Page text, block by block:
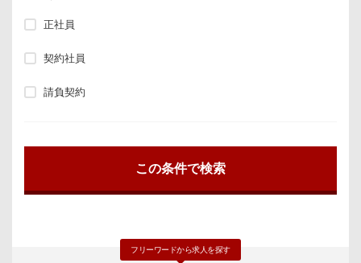
正社員
契約社員
請負契約
フリーワードから求人を探す